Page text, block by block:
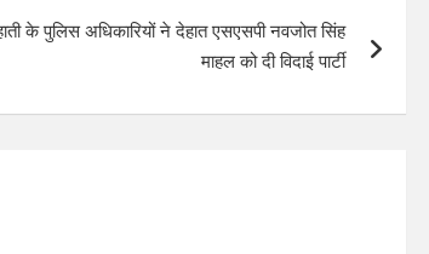
के पुलिस अधिकारियों ने देहात एसएसपी नवजोत सिंह
माहल को दी विदाई पार्टी